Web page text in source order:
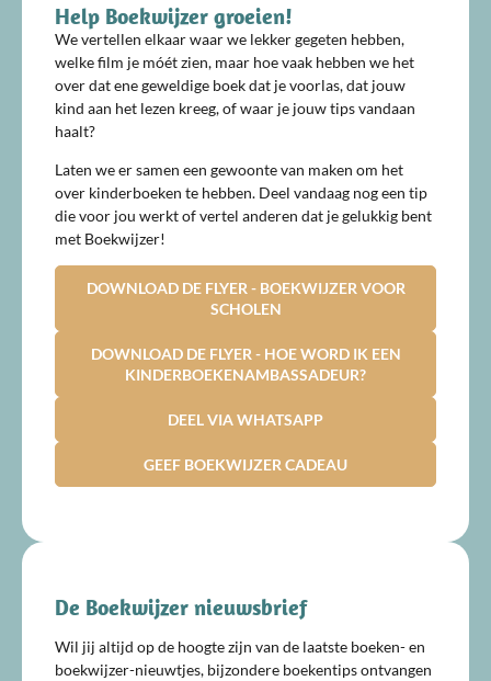
Help Boekwijzer groeien!
We vertellen elkaar waar we lekker gegeten hebben,
welke film je móét zien, maar hoe vaak hebben we het
over dat ene geweldige boek dat je voorlas, dat jouw
kind aan het lezen kreeg, of waar je jouw tips vandaan
haalt?
Laten we er samen een gewoonte van maken om het
over kinderboeken te hebben. Deel vandaag nog een tip
die voor jou werkt of vertel anderen dat je gelukkig bent
met Boekwijzer!
DOWNLOAD DE FLYER - BOEKWIJZER VOOR
SCHOLEN
DOWNLOAD DE FLYER - HOE WORD IK EEN
KINDERBOEKENAMBASSADEUR?
DEEL VIA WHATSAPP
GEEF BOEKWIJZER CADEAU
De Boekwijzer nieuwsbrief
Wil jij altijd op de hoogte zijn van de laatste boeken- en
boekwijzer-nieuwtjes, bijzondere boekentips ontvangen